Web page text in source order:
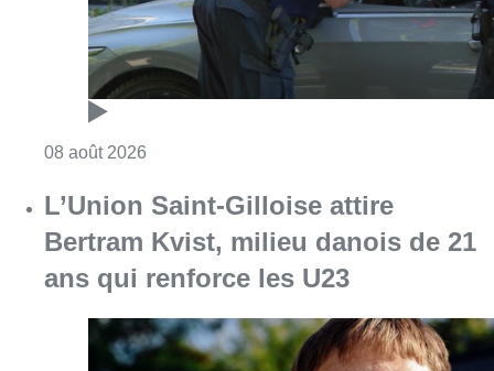
08 août 2026
L’Union Saint-Gilloise attire
Bertram Kvist, milieu danois de 21
ans qui renforce les U23